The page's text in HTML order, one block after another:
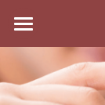
最新消息
關於我
八字線上